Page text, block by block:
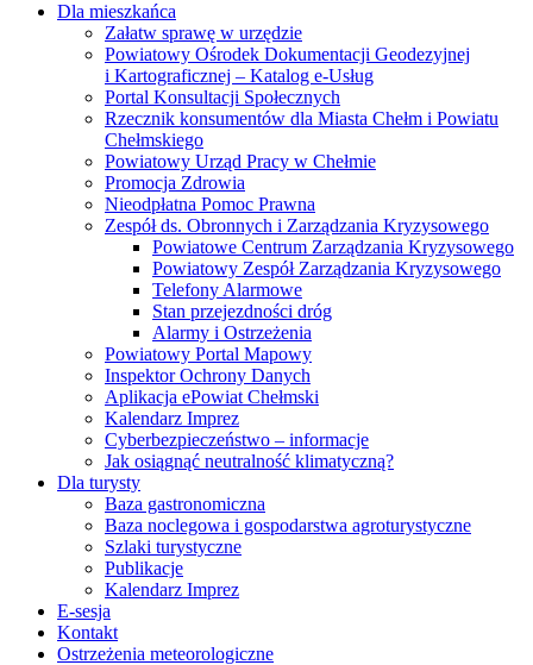
Dla mieszkańca
Załatw sprawę w urzędzie
Powiatowy Ośrodek Dokumentacji Geodezyjnej
i Kartograficznej – Katalog e-Usług
Portal Konsultacji Społecznych
Rzecznik konsumentów dla Miasta Chełm i Powiatu
Chełmskiego
Powiatowy Urząd Pracy w Chełmie
Promocja Zdrowia
Nieodpłatna Pomoc Prawna
Zespół ds. Obronnych i Zarządzania Kryzysowego
Powiatowe Centrum Zarządzania Kryzysowego
Powiatowy Zespół Zarządzania Kryzysowego
Telefony Alarmowe
Stan przejezdności dróg
Alarmy i Ostrzeżenia
Powiatowy Portal Mapowy
Inspektor Ochrony Danych
Aplikacja ePowiat Chełmski
Kalendarz Imprez
Cyberbezpieczeństwo – informacje
Jak osiągnąć neutralność klimatyczną?
Dla turysty
Baza gastronomiczna
Baza noclegowa i gospodarstwa agroturystyczne
Szlaki turystyczne
Publikacje
Kalendarz Imprez
E-sesja
Kontakt
Ostrzeżenia meteorologiczne